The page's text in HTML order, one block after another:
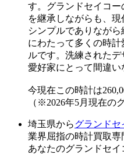
す。グランドセイコ
を継承しながらも、
シンプルでありなが
にわたって多くの時
ルです。洗練された
愛好家にとって間違い
今現在この時計は
（※2026年5月現在の
埼玉県からグランドセ
業界屈指の時計買取専
あなたのグランドセイ